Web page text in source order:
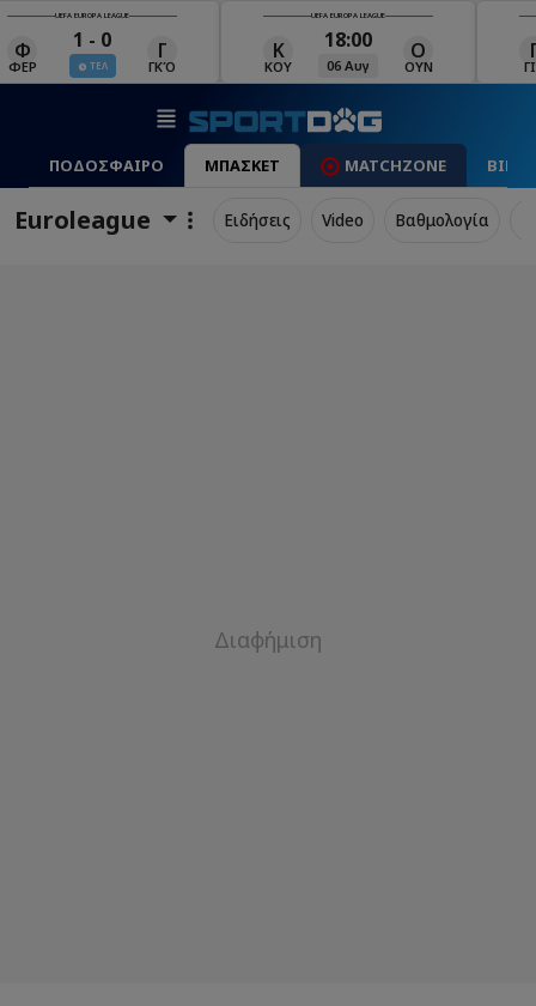
UEFA EUROPA LEAGUE
Κ 18:00
06 Αυγ ΟΥΝ
UEFA EUROPA LEAGUE
ΓΙΑ
19:00
06 Αυγ
Ρ
ΡΈΙ ΜΑΚ
ΠΟΔΟΣΦΑΙΡΟ ΜΠΑΣΚΕΤ MATCHZONE
Euroleague Ειδήσεις Video Βαθμολογία